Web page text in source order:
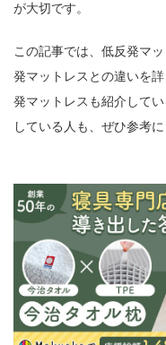
が大切です。
この記事では、低反発マ
発マットレスとの違いを
発マットレスも紹介して
している人も、ぜひ参考に